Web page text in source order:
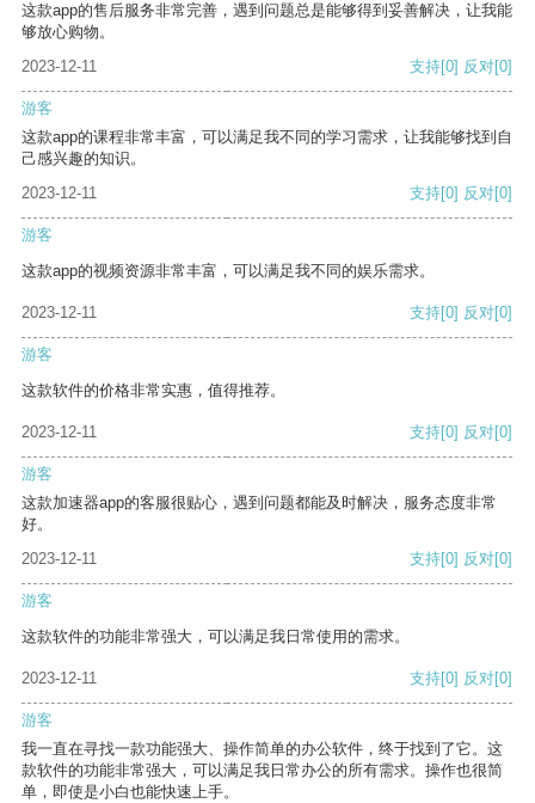
这款app的售后服务非常完善，遇到问题总是能够得到妥善解决，让我能
够放心购物。
2023-12-11
支持[0] 反对[0]
游客
这款app的课程非常丰富，可以满足我不同的学习需求，让我能够找到自
己感兴趣的知识。
2023-12-11
支持[0] 反对[0]
游客
这款app的视频资源非常丰富，可以满足我不同的娱乐需求。
2023-12-11 支持[0] 反对[0]
游客
这款软件的价格非常实惠，值得推荐。
2023-12-11 支持[0] 反对[0]
游客
这款加速器app的客服很贴心，遇到问题都能及时解决，服务态度非常
好。
2023-12-11
支持[0] 反对[0]
游客
这款软件的功能非常强大，可以满足我日常使用的需求。
2023-12-11 支持[0] 反对[0]
游客
我一直在寻找一款功能强大、操作简单的办公软件，终于找到了它。这
款软件的功能非常强大，可以满足我日常办公的所有需求。操作也很简
单，即使是小白也能快速上手。